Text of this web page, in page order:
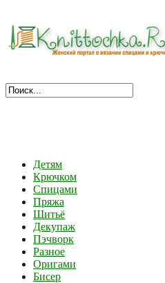
Детям
Крючком
Спицами
Пряжа
Шитьё
Декупаж
Пэчворк
Разное
Оригами
Бисер